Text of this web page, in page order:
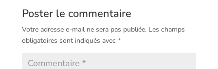
Poster le commentaire
Votre adresse e-mail ne sera pas publiée. Les champs
obligatoires sont indiqués avec *